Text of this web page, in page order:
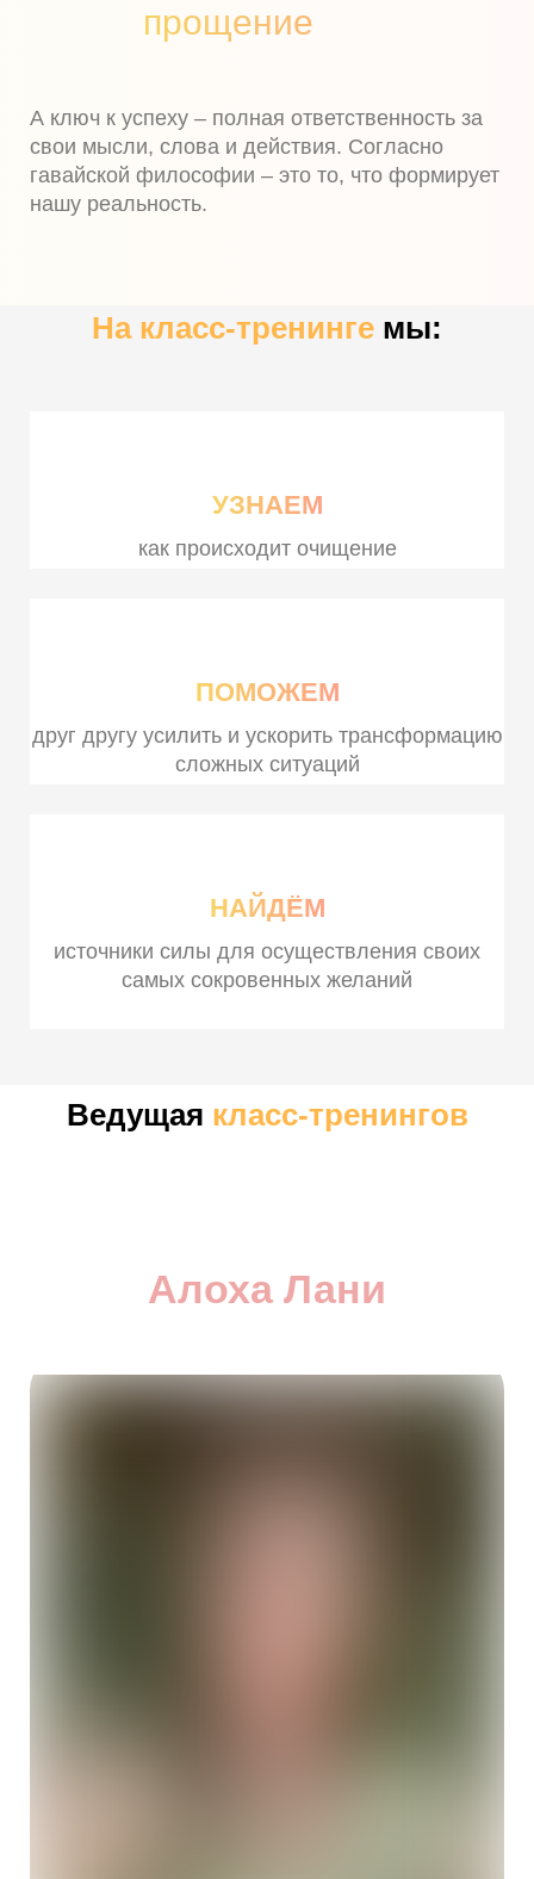
прощение
А ключ к успеху – полная ответственность за
свои мысли, слова и действия. Согласно
гавайской философии – это то, что формирует
нашу реальность.
На класс-тренинге мы:
УЗНАЕМ
как происходит очищение
ПОМОЖЕМ
друг другу усилить и ускорить трансформацию
сложных ситуаций
НАЙДЁМ
источники силы для осуществления своих
самых сокровенных желаний
Ведущая класс-тренингов
Алоха Лани